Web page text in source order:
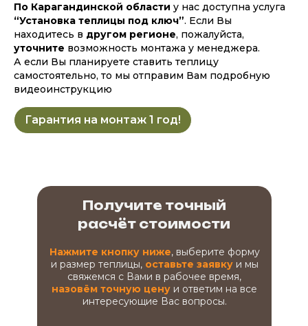
По Карагандинской области у нас доступна услуга
“Установка теплицы под ключ”. Если Вы
находитесь в другом регионе, пожалуйста,
уточните возможность монтажа у менеджера.
А если Вы планируете ставить теплицу
самостоятельно, то мы отправим Вам подробную
видеоинструкцию
Гарантия на монтаж 1 год!
Получите точный
расчёт стоимости
Нажмите кнопку ниже, выберите форму
и размер теплицы, оставьте заявкуи мы
свяжемся с Вами в рабочее время,
назовём точную цену и ответим на все
интересующие Вас вопросы.